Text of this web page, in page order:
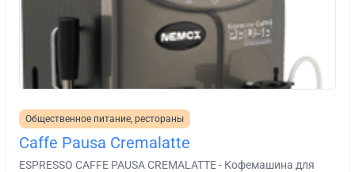
Общественное питание, рестораны
Caffe Pausa Cremalatte
ESPRESSO CAFFE PAUSA CREMALATTE - Кофемашина для